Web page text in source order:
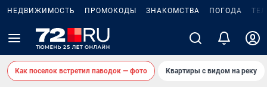
НЕДВИЖИМОСТЬ ПРОМОКОДЫ ЗНАКОМСТВА ПОГОДА
Как поселок встретил паводок — фото Квартиры с видом на реку